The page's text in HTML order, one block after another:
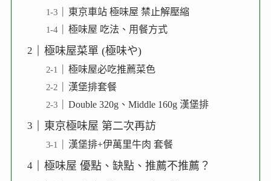
東京車站 極味屋 禁止解壓縮
極味屋 吃法、用餐方式
極味屋菜單 (極味や)
極味屋必吃推薦菜色
漢堡排套餐
Double 320g、Middle 160g 漢堡排
東京極味屋 第二次再訪
漢堡排+伊萬里牛肉 套餐
極味屋 優點、缺點、推薦不推薦？